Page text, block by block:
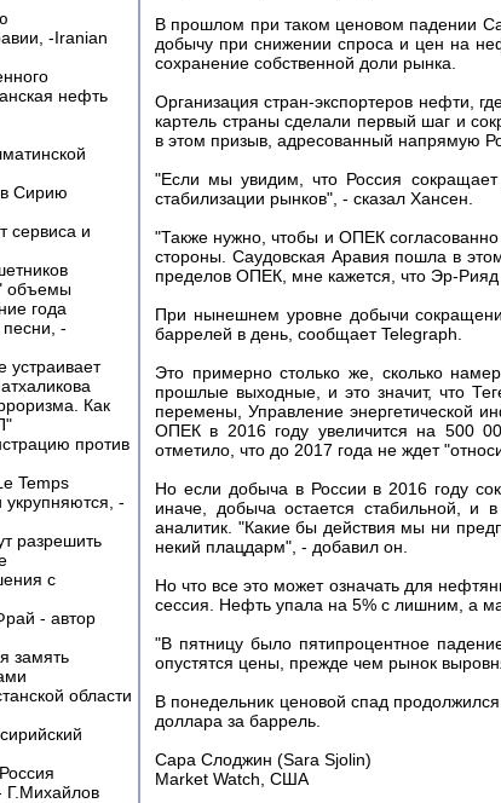
-Iranian
нефть
Сирию
сервиса и
объемы
года
-
устраивает
Как
против
Temps
-
разрешить
с
- автор
замять
области
Г.Михайлов
В прошлом при таком ценовом падении
добычу при снижении спроса и цен на
сохранение собственной доли рынка.
Организация стран-экспортеров нефти,
картель страны сделали первый шаг и
в этом призыв, адресованный напрямую
"Если мы увидим, что Россия
стабилизации рынков", - сказал Хансен.
"Также нужно, чтобы и ОПЕК
стороны. Саудовская Аравия пошла в
пределов ОПЕК, мне кажется, что Эр-Рияд
При нынешнем уровне добычи
баррелей в день, сообщает Telegraph.
Это примерно столько же, сколько
прошлые выходные, и это значит, что
перемены, Управление энергетической
ОПЕК в 2016 году увеличится на 500
отметило, что до 2017 года не ждет
Но если добыча в России в 2016 году
иначе, добыча остается стабильной, и
аналитик. "Какие бы действия мы ни
некий плацдарм", - добавил он.
Но что все это может означать для
сессия. Нефть упала на 5% с лишним, а
"В пятницу было пятипроцентное
опустятся цены, прежде чем рынок
В понедельник ценовой спад
доллара за баррель.
Сара Слоджин (Sara Sjolin)
Market Watch, США